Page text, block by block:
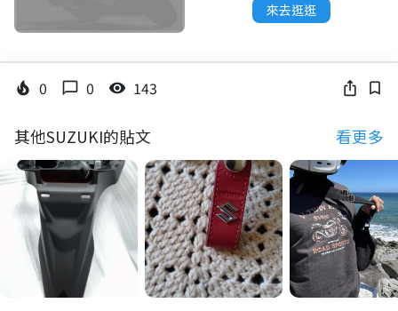
來去逛逛
local_fire_department 0 chat_bubble_outline 0 visibility 143 ios_share bookmark_border
其他SUZUKI的貼文 看更多